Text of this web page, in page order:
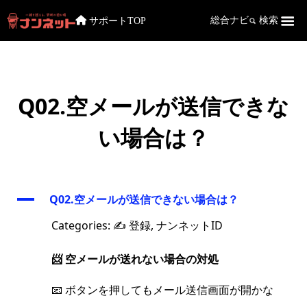
サポートTOP 総合ナビ 検索
Q02.空メールが送信できな
い場合は？
A
Q02.空メールが送信できない場合は？
Categories: ✍️ 登録, ナンネットID
📨 空メールが送れない場合の対処
📧 ボタンを押してもメール送信画面が開かな